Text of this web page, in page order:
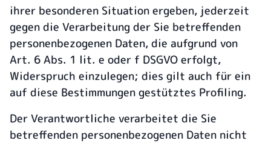
ihrer besonderen Situation ergeben, jederzeit
gegen die Verarbeitung der Sie betreffenden
personenbezogenen Daten, die aufgrund von
Art. 6 Abs. 1 lit. e oder f DSGVO erfolgt,
Widerspruch einzulegen; dies gilt auch für ein
auf diese Bestimmungen gestütztes Profiling.
Der Verantwortliche verarbeitet die Sie
betreffenden personenbezogenen Daten nicht